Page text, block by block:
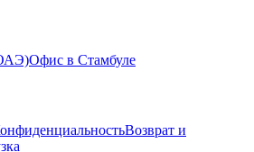
Офис в Стамбуле
Возврат и